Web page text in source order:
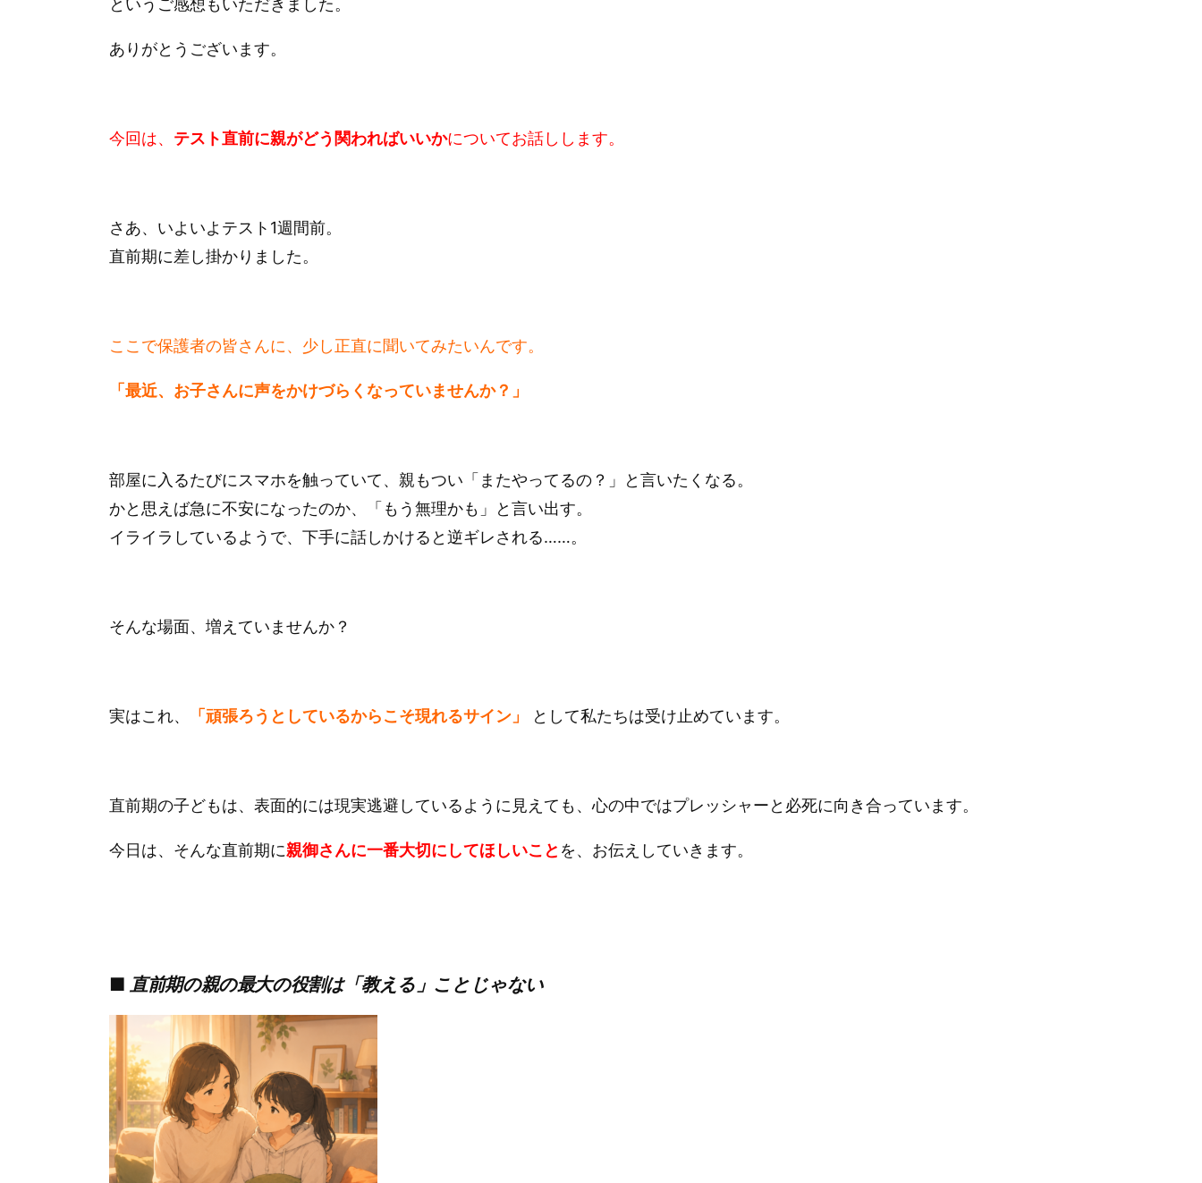
というご感想もいただきました。
ありがとうございます。
今回は、 テスト直前に親がどう関わればいいかについてお話しします。
さあ、いよいよテスト1週間前。
直前期に差し掛かりました。
ここで保護者の皆さんに、少し正直に聞いてみたいんです。
「最近、お子さんに声をかけづらくなっていませんか？」
部屋に入るたびにスマホを触っていて、親もつい「またやってるの？」と言いたくなる。
かと思えば急に不安になったのか、「もう無理かも」と言い出す。
イライラしているようで、下手に話しかけると逆ギレされる……。
そんな場面、増えていませんか？
実はこれ、 「頑張ろうとしているからこそ現れるサイン」 として私たちは受け止めています。
直前期の子どもは、表面的には現実逃避しているように見えても、心の中ではプレッシャーと必死に向き合っています。
今日は、そんな直前期に親御さんに一番大切にしてほしいこと を、お伝えしていきます。
■直前期の親の最大の役割は「教える」ことじゃない